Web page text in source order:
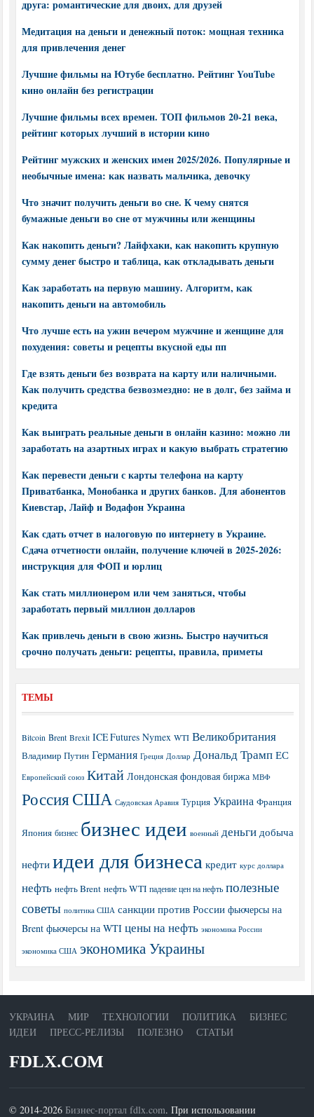
друга: романтические для двоих, для друзей
Медитация на деньги и денежный поток: мощная техника
для привлечения денег
Лучшие фильмы на Ютубе бесплатно. Рейтинг YouTube
кино онлайн без регистрации
Лучшие фильмы всех времен. ТОП фильмов 20-21 века,
рейтинг которых лучший в истории кино
Рейтинг мужских и женских имен 2025/2026. Популярные и
необычные имена: как назвать мальчика, девочку
Что значит получить деньги во сне. К чему снятся
бумажные деньги во сне от мужчины или женщины
Как накопить деньги? Лайфхаки, как накопить крупную
сумму денег быстро и таблица, как откладывать деньги
Как заработать на первую машину. Алгоритм, как
накопить деньги на автомобиль
Что лучше есть на ужин вечером мужчине и женщине для
похудения: советы и рецепты вкусной еды пп
Где взять деньги без возврата на карту или наличными.
Как получить средства безвозмездно: не в долг, без займа и
кредита
Как выиграть реальные деньги в онлайн казино: можно ли
заработать на азартных играх и какую выбрать стратегию
Как перевести деньги с карты телефона на карту
Приватбанка, Монобанка и других банков. Для абонентов
Киевстар, Лайф и Водафон Украина
Как сдать отчет в налоговую по интернету в Украине.
Сдача отчетности онлайн, получение ключей в 2025-2026:
инструкция для ФОП и юрлиц
Как стать миллионером или чем заняться, чтобы
заработать первый миллион долларов
Как привлечь деньги в свою жизнь. Быстро научиться
срочно получать деньги: рецепты, правила, приметы
ТЕМЫ
Bitcoin Brent Brexit ICE Futures Nymex WTI Великобритания
Владимир Путин Германия Греция Доллар Дональд Трамп ЕС
Европейский союз Китай Лондонская фондовая биржа МВФ
РоссияСША Саудовская Аравия Турция Украина Франция
Япония бизнес бизнес идеи военный деньги добыча
нефти идеи для бизнеса кредит курс доллара
нефть нефть Brent нефть WTI падение цен на нефть полезные
советы политика США санкции против России фьючерсы на
Brent фьючерсы на WTI цены на нефть экономика России
экономика США экономика Украины
УКРАИНА МИР ТЕХНОЛОГИИ ПОЛИТИКА
БИЗНЕС
ИДЕИ
ПРЕСС-РЕЛИЗЫ ПОЛЕЗНО СТАТЬИ
FDLX.COM
© 2014-2026 Бизнес-портал fdlx.com. При использовании